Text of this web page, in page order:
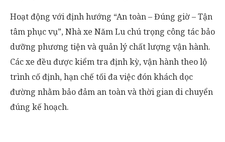
Hoạt động với định hướng “An toàn – Đúng giờ – Tận
tâm phục vụ”, Nhà xe Năm Lu chú trọng công tác bảo
dưỡng phương tiện và quản lý chất lượng vận hành.
Các xe đều được kiểm tra định kỳ, vận hành theo lộ
trình cố định, hạn chế tối đa việc đón khách dọc
đường nhằm bảo đảm an toàn và thời gian di chuyển
đúng kế hoạch.